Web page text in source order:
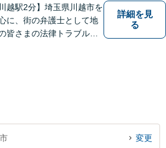
川越駅2分】埼玉県川越市を
に、街の弁護士として地
皆さまの法律トラブル解
詳細を見
る
変更